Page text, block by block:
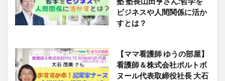
ビジネスや人間関係に活か
すとは？
【ママ看護師 ゆうの部屋】
看護師＆株式会社ポルトボ
ヌール代表取締役社長 大石